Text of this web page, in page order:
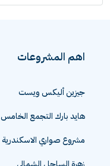
اهم المشروعات
جيزين أليكس ويست
هايد بارك التجمع الخامس
مشروع صواري الاسكندرية